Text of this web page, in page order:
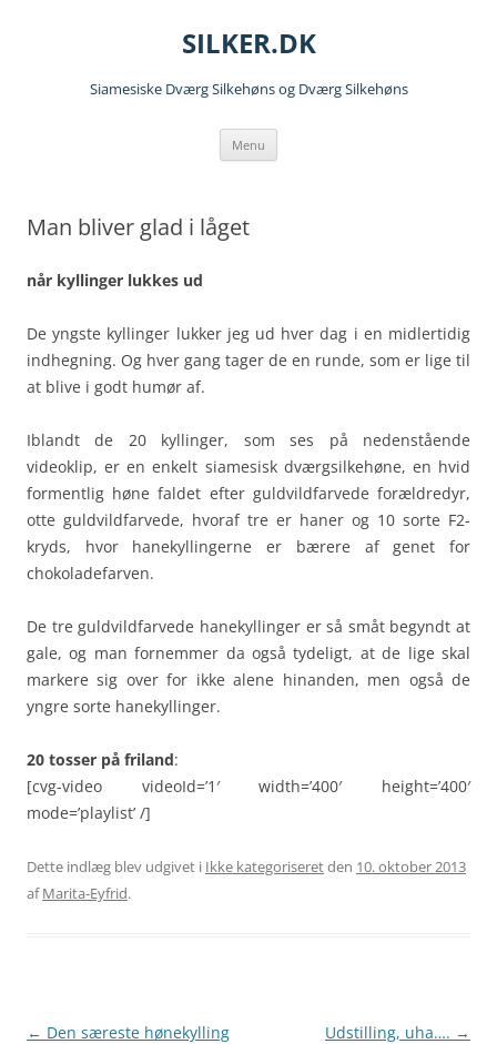
SILKER.DK
Siamesiske Dværg Silkehøns og Dværg Silkehøns
Menu
Man bliver glad i låget
når kyllinger lukkes ud
De yngste kyllinger lukker jeg ud hver dag i en midlertidig
indhegning. Og hver gang tager de en runde, som er lige til
at blive i godt humør af.
Iblandt de 20 kyllinger, som ses på nedenstående
videoklip, er en enkelt siamesisk dværgsilkehøne, en hvid
formentlig høne faldet efter guldvildfarvede forældredyr,
otte guldvildfarvede, hvoraf tre er haner og 10 sorte F2-
kryds, hvor hanekyllingerne er bærere af genet for
chokoladefarven.
De tre guldvildfarvede hanekyllinger er så småt begyndt at
gale, og man fornemmer da også tydeligt, at de lige skal
markere sig over for ikke alene hinanden, men også de
yngre sorte hanekyllinger.
20 tosser på friland:
[cvg-video videoId=’1′ width=’400′ height=’400′
mode=’playlist’ /]
Dette indlæg blev udgivet i Ikke kategoriseretden 10. oktober 2013
afMarita-Eyfrid.
Indlægsnavigation
← Den særeste hønekylling Udstilling, uha…. →